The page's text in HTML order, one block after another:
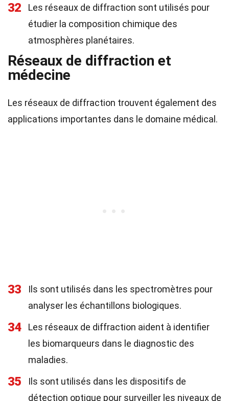
32
Les réseaux de diffraction sont utilisés pour
étudier la composition chimique des
atmosphères planétaires.
Réseaux de diffraction et
médecine
Les réseaux de diffraction trouvent également des
applications importantes dans le domaine médical.
33
Ils sont utilisés dans les spectromètres pour
analyser les échantillons biologiques.
34
Les réseaux de diffraction aident à identifier
les biomarqueurs dans le diagnostic des
maladies.
35
Ils sont utilisés dans les dispositifs de
détection optique pour surveiller les niveaux de